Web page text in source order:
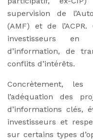
supervision de
(AMF) et de
investisseurs en
d’information, de
conflits d’intérêts.
Concrètement, les
l’adéquation des
d’informations clés,
investisseurs et
sur certains types